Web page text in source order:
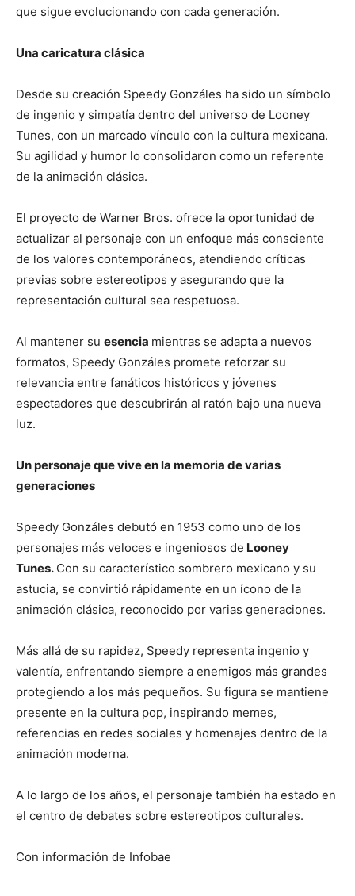
que sigue evolucionando con cada generación.
Una caricatura clásica
Desde su creación Speedy Gonzáles ha sido un símbolo
de ingenio y simpatía dentro del universo de Looney
Tunes, con un marcado vínculo con la cultura mexicana.
Su agilidad y humor lo consolidaron como un referente
de la animación clásica.
El proyecto de Warner Bros. ofrece la oportunidad de
actualizar al personaje con un enfoque más consciente
de los valores contemporáneos, atendiendo críticas
previas sobre estereotipos y asegurando que la
representación cultural sea respetuosa.
Al mantener su esencia mientras se adapta a nuevos
formatos, Speedy Gonzáles promete reforzar su
relevancia entre fanáticos históricos y jóvenes
espectadores que descubrirán al ratón bajo una nueva
luz.
Un personaje que vive en la memoria de varias
generaciones
Speedy Gonzáles debutó en 1953 como uno de los
personajes más veloces e ingeniosos de Looney
Tunes. Con su característico sombrero mexicano y su
astucia, se convirtió rápidamente en un ícono de la
animación clásica, reconocido por varias generaciones.
Más allá de su rapidez, Speedy representa ingenio y
valentía, enfrentando siempre a enemigos más grandes
protegiendo a los más pequeños. Su figura se mantiene
presente en la cultura pop, inspirando memes,
referencias en redes sociales y homenajes dentro de la
animación moderna.
A lo largo de los años, el personaje también ha estado en
el centro de debates sobre estereotipos culturales.
Con información de Infobae